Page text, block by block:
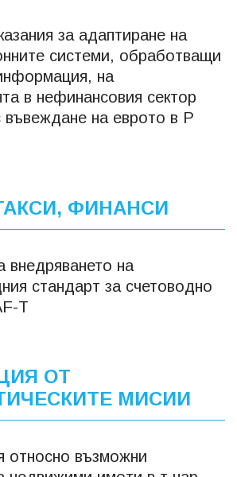
за адаптиране на
системи, обработващи
на
в нефинансовия сектор
въвеждане на еврото в Р
ФИНАНСИ
внедряването на
стандарт за счетоводно
T
ОТ
МИСИИ
относно възможни